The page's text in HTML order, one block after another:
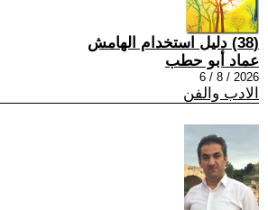
(38) دليل استخدام الهامش
عماد أبو حطب
2026 / 8 / 6
الادب والفن